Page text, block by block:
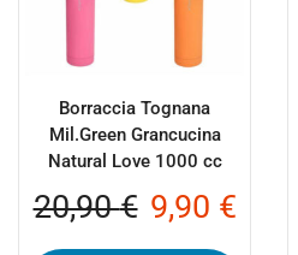
Borraccia Tognana
Mil.Green Grancucina
Natural Love 1000 cc
20,90€ 9,90 €